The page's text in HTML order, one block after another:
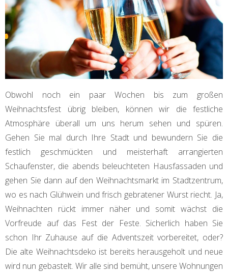
Obwohl noch ein paar Wochen bis zum großen
Weihnachtsfest übrig bleiben, können wir die festliche
Atmosphäre überall um uns herum sehen und spüren.
Gehen Sie mal durch Ihre Stadt und bewundern Sie die
festlich geschmückten und meisterhaft arrangierten
Schaufenster, die abends beleuchteten Hausfassaden und
gehen Sie dann auf den Weihnachtsmarkt im Stadtzentrum,
wo es nach Glühwein und frisch gebratener Wurst riecht. Ja,
Weihnachten rückt immer näher und somit wächst die
Vorfreude auf das Fest der Feste. Sicherlich haben Sie
schon Ihr Zuhause auf die Adventszeit vorbereitet, oder?
Die alte Weihnachtsdeko ist bereits herausgeholt und neue
wird nun gebastelt. Wir alle sind bemüht, unsere Wohnungen